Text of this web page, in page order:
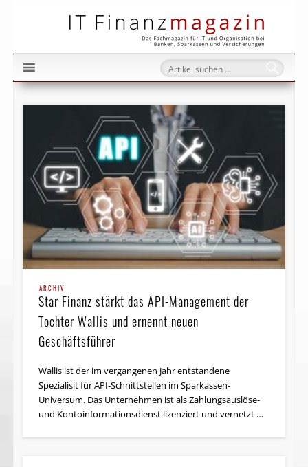
ARCHIV
Star Finanz stärkt das API-Management der
Tochter Wallis und ernennt neuen
Geschäftsführer
Wallis ist der im vergangenen Jahr entstandene
Spezialisit für API-Schnittstellen im Sparkassen-
Universum. Das Unternehmen ist als Zahlungsauslöse-
und Kontoinformationsdienst lizenziert und vernetzt …